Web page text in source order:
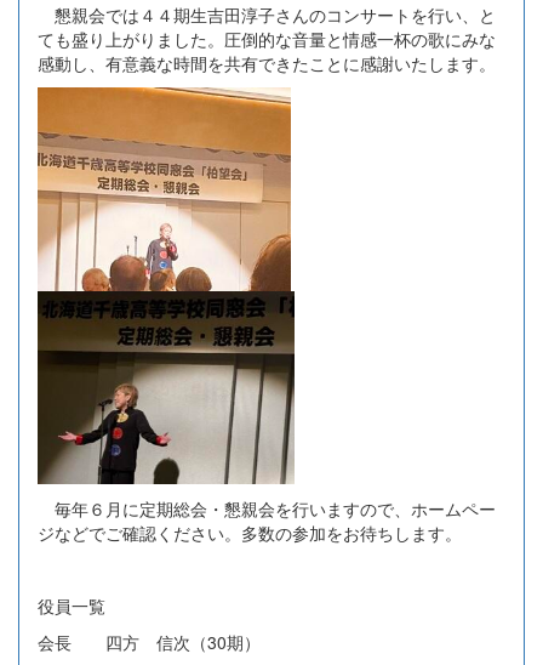
懇親会では４４期生吉田淳子さんのコンサートを行い、と
ても盛り上がりました。圧倒的な音量と情感一杯の歌にみな
感動し、有意義な時間を共有できたことに感謝いたします。
毎年６月に定期総会・懇親会を行いますので、ホームペー
ジなどでご確認ください。多数の参加をお待ちします。
役員一覧
会長 四方 信次（30期）